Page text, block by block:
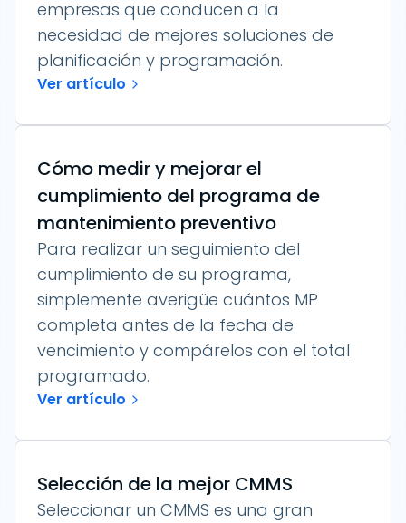
empresas que conducen a la
necesidad de mejores soluciones de
planificación y programación.
Ver artículo
Cómo medir y mejorar el
cumplimiento del programa de
mantenimiento preventivo
Para realizar un seguimiento del
cumplimiento de su programa,
simplemente averigüe cuántos MP
completa antes de la fecha de
vencimiento y compárelos con el total
programado.
Ver artículo
Selección de la mejor CMMS
Seleccionar un CMMS es una gran